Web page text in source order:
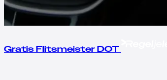
Gratis Flitsmeister DOT